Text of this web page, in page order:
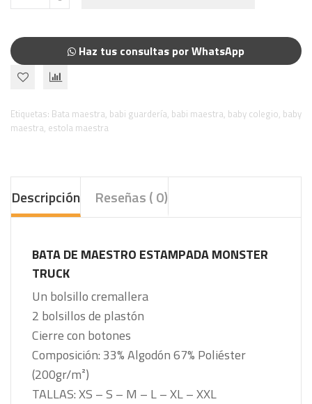
Haz tus consultas por WhatsApp
Etiquetas: Bata maestra, babi guardería, babi maestra, baby colegio, baby
maestra, estola maestra
Descripción Reseñas ( 0)
BATA DE MAESTRO ESTAMPADA MONSTER
TRUCK
Un bolsillo cremallera
2 bolsillos de plastón
Cierre con botones
Composición: 33% Algodón 67% Poliéster
(200gr/m²)
TALLAS: XS – S – M – L – XL – XXL